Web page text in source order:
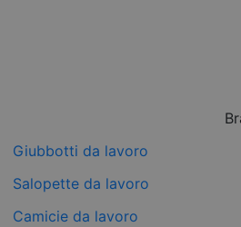
Giubbotti da lavoro
Salopette da lavoro
Camicie da lavoro